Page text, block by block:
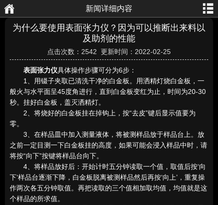
新闻详细内容
为什么要使用表面张力仪？因为可以推断出来料以
及助剂的性能
点击次数：2542 更新时间：2022-02-25
表面张力仪具体操作步骤可分为6步：
1、用镊子夹取已清洗干净的白金板。用洒精灯烧白金板，一
般火与水平面呈45度角进行，直到白金板变红为止，时间为20-30
秒。挂好白金板，盖灭洒精灯。
2、将烧好的白金板挂在掉钩上，按“去皮”键后显示值要为
零。
3、在样品皿中加入测量液体，将被测样品放于样品台上。放
之前一定目测一下白金板挂的高度，如果可能会浸入样品中时，请
将按“向下”按键将样品台向下。
4、将样品放好后：开始计时五分钟读取一个值，取值后按‘向
下‘样品台逐渐下降，白金板脱离被测样品然后再按‘向上’，重复操
作两次各五分钟取值。再把读取的三个值相加取均值，均值就是这
个样品的所求值。